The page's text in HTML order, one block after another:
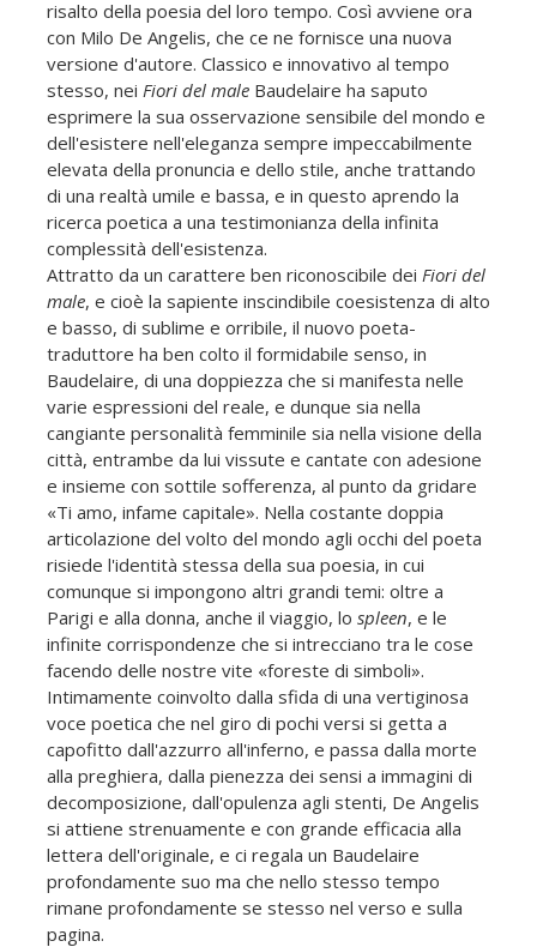
risalto della poesia del loro tempo. Così avviene ora
con Milo De Angelis, che ce ne fornisce una nuova
versione d'autore. Classico e innovativo al tempo
stesso, nei Fiori del male Baudelaire ha saputo
esprimere la sua osservazione sensibile del mondo e
dell'esistere nell'eleganza sempre impeccabilmente
elevata della pronuncia e dello stile, anche trattando
di una realtà umile e bassa, e in questo aprendo la
ricerca poetica a una testimonianza della infinita
complessità dell'esistenza.
Attratto da un carattere ben riconoscibile dei Fiori del
male, e cioè la sapiente inscindibile coesistenza di alto
e basso, di sublime e orribile, il nuovo poeta-
traduttore ha ben colto il formidabile senso, in
Baudelaire, di una doppiezza che si manifesta nelle
varie espressioni del reale, e dunque sia nella
cangiante personalità femminile sia nella visione della
città, entrambe da lui vissute e cantate con adesione
e insieme con sottile sofferenza, al punto da gridare
«Ti amo, infame capitale». Nella costante doppia
articolazione del volto del mondo agli occhi del poeta
risiede l'identità stessa della sua poesia, in cui
comunque si impongono altri grandi temi: oltre a
Parigi e alla donna, anche il viaggio, lo spleen, e le
infinite corrispondenze che si intrecciano tra le cose
facendo delle nostre vite «foreste di simboli».
Intimamente coinvolto dalla sfida di una vertiginosa
voce poetica che nel giro di pochi versi si getta a
capofitto dall'azzurro all'inferno, e passa dalla morte
alla preghiera, dalla pienezza dei sensi a immagini di
decomposizione, dall'opulenza agli stenti, De Angelis
si attiene strenuamente e con grande efficacia alla
lettera dell'originale, e ci regala un Baudelaire
profondamente suo ma che nello stesso tempo
rimane profondamente se stesso nel verso e sulla
pagina.